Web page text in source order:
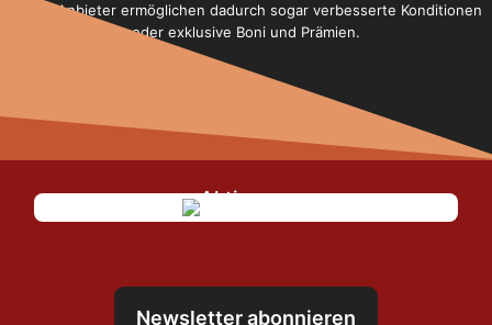
Einige Anbieter ermöglichen dadurch sogar verbesserte Konditionen
oder exklusive Boni und Prämien.
Newsletter abonnieren